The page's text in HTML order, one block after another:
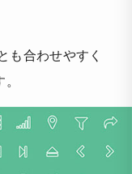
も合わせやすく